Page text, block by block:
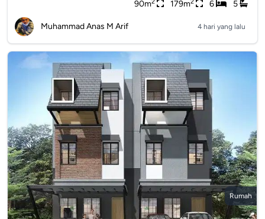
90m 179m 6 5
Muhammad Anas M Arif 4 hari yang lalu
Rumah